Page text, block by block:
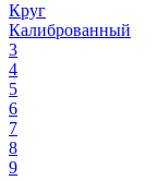
Круг
Калиброванный
3
4
5
6
7
8
9